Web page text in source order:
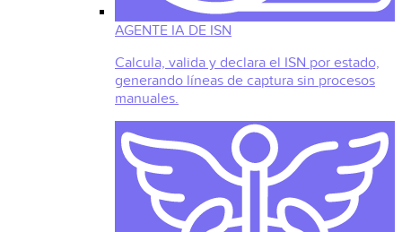
AGENTE IA DE ISN
Calcula, valida y declara el ISN por estado,
generando líneas de captura sin procesos
manuales.